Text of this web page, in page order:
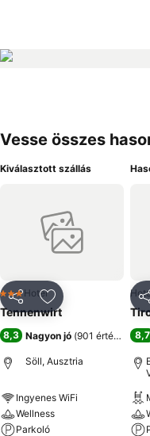
Vesse összes
Kiválasztott szállás
MegosztásHozzáadás a
3 Kategória
Hotel
Tennenwirt
8,3 Nagyon jó (901 értékelés)
Söll, Ausztria
Ingyenes WiFi
Wellness
Parkoló
8,7